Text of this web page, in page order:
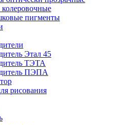
пигменты
Этал 45
ТЭТА
ПЭПА
рисования